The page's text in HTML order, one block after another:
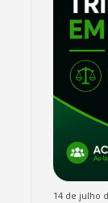
14 de julho